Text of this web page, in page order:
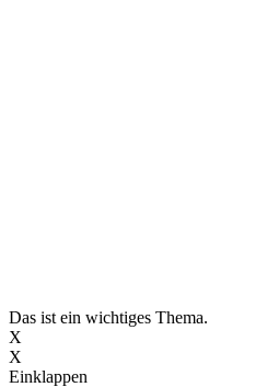
Das ist ein wichtiges Thema.
X
X
Einklappen